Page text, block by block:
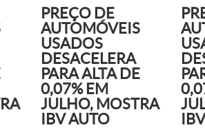
PREÇO DE
AUTOMÓVEIS
USADOS
DESACELERA
PARA ALTA DE
0,07% EM
JULHO, MOSTRA
IBV AUTO